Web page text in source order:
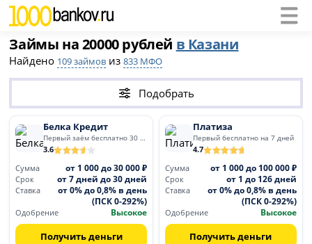
Займы на 20000 рублей в Казани
Найдено 109 займов из833 МФО
Подобрать
Белка Кредит
Первый заём бесплатно 30 дней
3.6
Сумма
от 1 000 до 30 000 ₽
Срок от 7 дней до 30 дней
Ставка
от 0% до 0,8% в день
(ПСК 0-292%)
Одобрение Высокое
Получить деньги
Платиза
Первый бесплатно на 7 дней
4.7
Сумма
от 1 000 до 100 000 ₽
Срок от 1 до 126 дней
Ставка
от 0% до 0,8% в день
(ПСК 0-292%)
Одобрение Высокое
Получить деньги